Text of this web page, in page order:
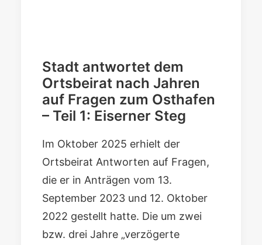
Stadt antwortet dem
Ortsbeirat nach Jahren
auf Fragen zum Osthafen
– Teil 1: Eiserner Steg
Im Oktober 2025 erhielt der
Ortsbeirat Antworten auf Fragen,
die er in Anträgen vom 13.
September 2023 und 12. Oktober
2022 gestellt hatte. Die um zwei
bzw. drei Jahre „verzögerte